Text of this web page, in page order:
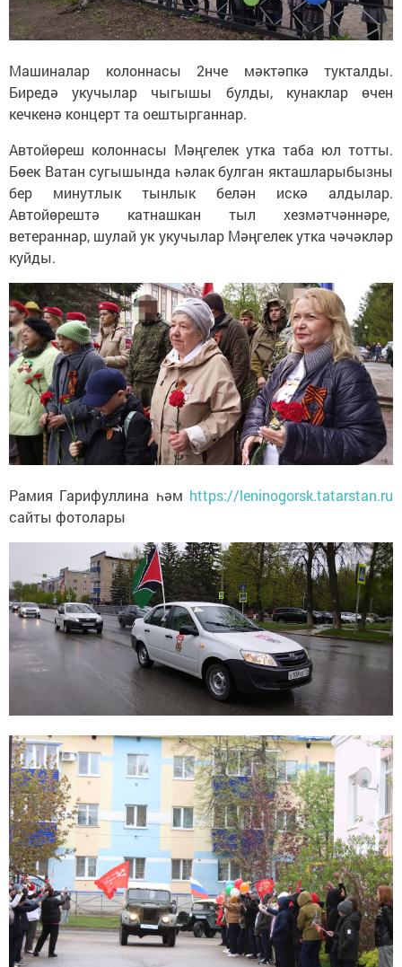
Машиналар колоннасы 2нче мәктәпкә тукталды.
Биредә укучылар чыгышы булды, кунаклар өчен
кечкенә концерт та оештырганнар.
Автойөреш колоннасы Мәңгелек утка таба юл тотты.
Бөек Ватан сугышында һәлак булган якташларыбызны
бер минутлык тынлык белән искә алдылар.
Автойөрештә катнашкан тыл хезмәтчәннәре,
ветераннар, шулай ук укучылар Мәңгелек утка чәчәкләр
куйды.
Рамия Гарифуллина һәм https://leninogorsk.tatarstan.ru
сайты фотолары